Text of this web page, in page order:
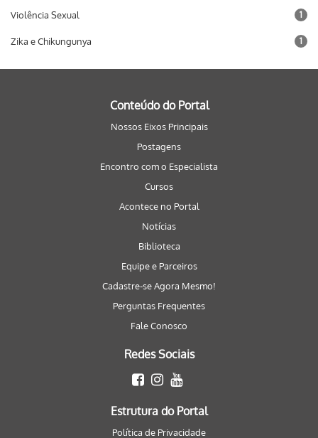
Violência Sexual 1
Zika e Chikungunya 1
Conteúdo do Portal
Nossos Eixos Principais
Postagens
Encontro com o Especialista
Cursos
Acontece no Portal
Notícias
Biblioteca
Equipe e Parceiros
Cadastre-se Agora Mesmo!
Perguntas Frequentes
Fale Conosco
Redes Sociais
Estrutura do Portal
Política de Privacidade